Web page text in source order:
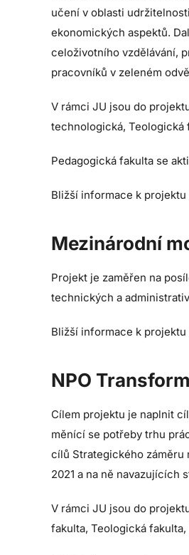
učení v oblasti
ekonomických aspektů.
celoživotního vzdělávání,
pracovníků v zeleném
V rámci JU jsou do
technologická, Teologická
Pedagogická fakulta se
Bližší informace k projektu
Mezinárodní
Projekt je zaměřen na
technických a
Bližší informace k projektu
NPO
Cílem projektu je naplnit
měnící se potřeby trhu
cílů Strategického záměru
2021 a na ně
V rámci JU jsou do
fakulta, Teologická